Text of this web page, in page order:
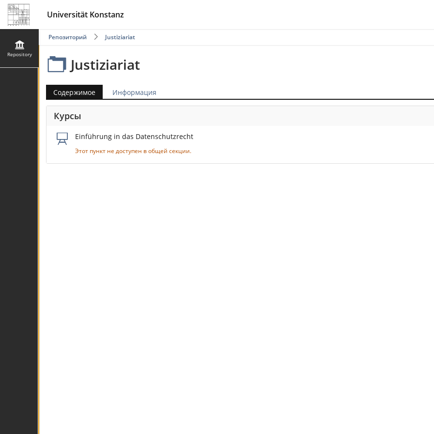
Universität Konstanz
Repository
Репозиторий Justiziariat
Justiziariat
Содержимое Информация
Курсы
Einführung in das Datenschutzrecht
Этот пункт не доступен в общей секции.